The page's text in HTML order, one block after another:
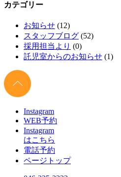
カテゴリー
お知らせ (12)
スタッフブログ (52)
採用担当より (0)
託児室からのお知らせ (1)
Instagram
WEB予約
Instagram
はこちら
電話予約
ページトップ